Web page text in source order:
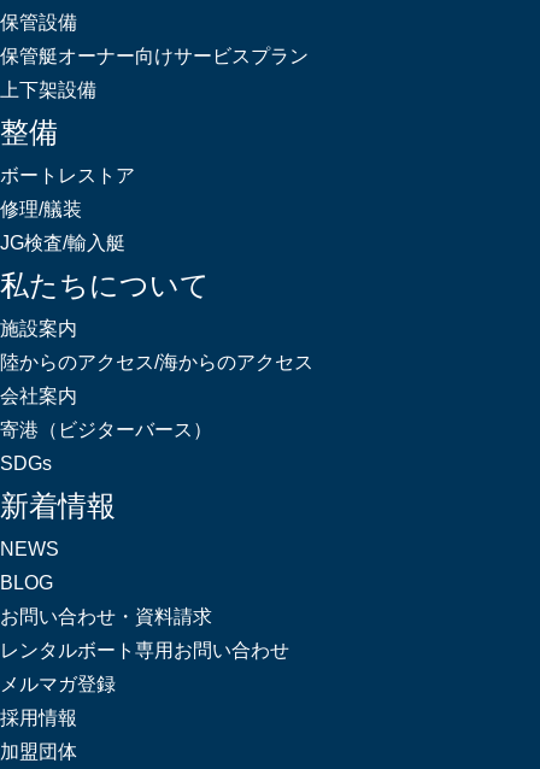
保管設備
保管艇オーナー向けサービスプラン
上下架設備
整備
ボートレストア
修理/艤装
JG検査/輸入艇
私たちについて
施設案内
陸からのアクセス/海からのアクセス
会社案内
寄港（ビジターバース）
SDGs
新着情報
NEWS
BLOG
お問い合わせ・資料請求
レンタルボート専用お問い合わせ
メルマガ登録
採用情報
加盟団体